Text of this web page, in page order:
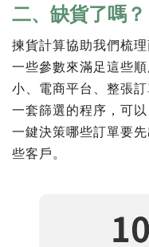
二、缺貨了嗎？
揀貨計算協助我們梳
一些參數來滿足這些
小、電商平台、整張
一套篩選的程序，可
一鍵決策哪些訂單要
些客戶。